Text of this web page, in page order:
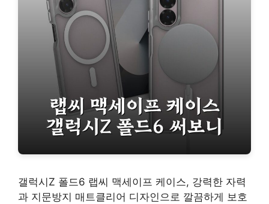
갤럭시Z 폴드6 랩씨 맥세이프 케이스, 강력한 자력
과 지문방지 매트클리어 디자인으로 깔끔하게 보호